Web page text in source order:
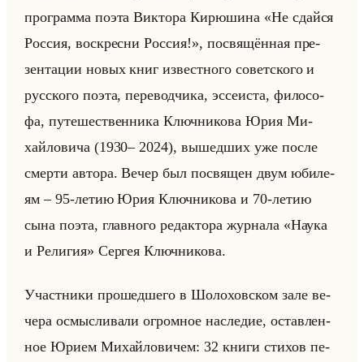
про­грам­ма поэта Вик­то­ра Ки­рю­ши­на «Не сдайся
Россия, воскресни Россия!», по­свя­щён­ная пре­
зен­та­ции новых книг из­вест­но­го со­вет­ско­го и
рус­ско­го поэта, пе­ре­вод­чи­ка, эс­се­иста, фи­ло­со­
фа, пу­те­ше­ствен­ни­ка Ключ­ни­ко­ва Юрия Ми­
хайло­ви­ча (1930– 2024), вы­шед­ших уже после
смер­ти ав­то­ра. Вечер был по­свя­щен двум юби­ле­
ям – 95-летию Юрия Ключ­ни­ко­ва и 70-летию
сына поэта, глав­но­го ре­дак­то­ра жур­на­ла «Наука
и Религия» Сер­гея Ключ­ни­ко­ва.
Участ­ни­ки про­шед­ше­го в Шо­ло­хов­ском зале ве­
че­ра осмыс­ли­ва­ли огром­ное на­сле­дие, остав­лен­
ное Юрием Ми­хайло­ви­чем: 32 книги сти­хов пе­